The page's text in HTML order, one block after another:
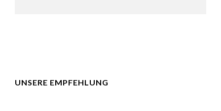
UNSERE EMPFEHLUNG